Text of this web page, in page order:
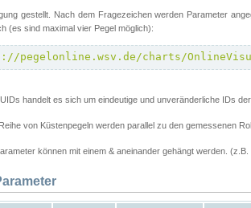
gestellt. Nach dem Fragezeichen werden Parameter
(es sind maximal vier Pegel möglich):
pegelonline.wsv.de/charts/
handelt es sich um eindeutige und unveränderliche IDs
von Küstenpegeln werden parallel zu den gemessenen
können mit einem & aneinander gehängt werden. (z.B.